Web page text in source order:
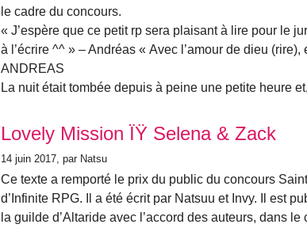
le cadre du concours.
« J’espère que ce petit rp sera plaisant à lire pour le
à l’écrire ^^ » – Andréas « Avec l’amour de dieu
ANDREAS
La nuit était tombée depuis à peine une petite heure
Lovely Mission ÏŸ Selena & Zack
14 juin 2017 , par Natsu
Ce texte a remporté le prix du public du concours
d’Infinite RPG. Il a été écrit par Natsuu et Invy. Il est
la guilde d’Altaride avec l’accord des auteurs, dans le